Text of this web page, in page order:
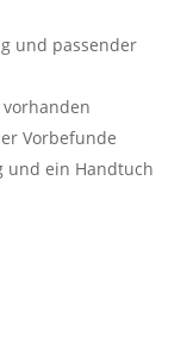
und passender
Vorbefunde
und ein Handtuch